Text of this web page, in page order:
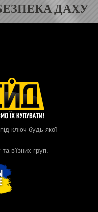
ДАХУ
ключ будь-якої
в'їзних груп.